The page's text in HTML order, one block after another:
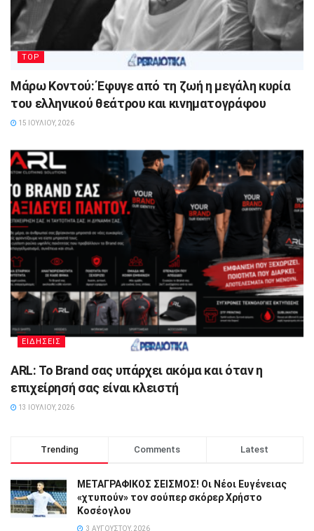
TOP
Μάρω Κοντού: Έφυγε από τη ζωή η μεγάλη κυρία
του ελληνικού θεάτρου και κινηματογράφου
15 ΙΟΥΛΊΟΥ, 2026
ΕΙΔΗΣΕΙΣ
ARL: Το Brand σας υπάρχει ακόμα και όταν η
επιχείρησή σας είναι κλειστή
13 ΙΟΥΛΊΟΥ, 2026
Trending Comments Latest
ΜΕΤΑΓΡΑΦΙΚΟΣ ΣΕΙΣΜΟΣ! Οι Νέοι Ευγένειας
«χτυπούν» τον σούπερ σκόρερ Χρήστο
Κοσέογλου
3 ΑΥΓΟΎΣΤΟΥ, 2026